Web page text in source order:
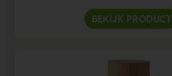
BEKIJK PRODUCT